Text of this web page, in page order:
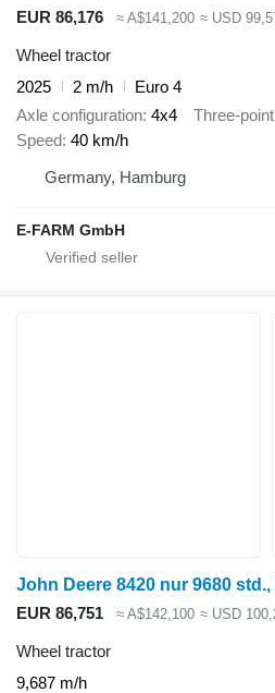
EUR 86,176
≈ A$141,200 ≈ USD
Wheel tractor
2025
2 m/h
Euro 4
Axle configuration 4x4 Three-
Speed 40 km/h
Germany, Hamburg
E-FARM GmbH
John Deere 8420 nur 9680
EUR 86,751
≈ A$142,100 ≈ USD
Wheel tractor
9,687 m/h